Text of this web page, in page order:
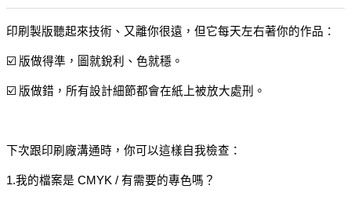
印刷製版聽起來技術、又離你很遠，但它每天左右著你的作品：
☑️ 版做得準，圖就銳利、色就穩。
☑️ 版做錯，所有設計細節都會在紙上被放大處刑。
下次跟印刷廠溝通時，你可以這樣自我檢查：
1.我的檔案是 CMYK / 有需要的專色嗎？